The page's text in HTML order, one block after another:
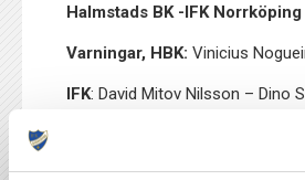
Halmstads BK -IFK
Varningar, HBK:Vinicius
IFK: David Mitov Nilsson – Dino
Arnór Traustason, Jesper
Sigurgeirsson (91) Vito